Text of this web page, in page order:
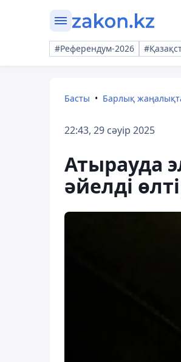
#Референдум-2026
Басты Барлық
22:43, 29 сәуір 2025
Атырауда
әйелді